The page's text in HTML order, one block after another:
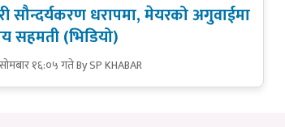
सौन्दर्यकरण धरापमा, मेयरको अगुवाईमा
सहमती (भिडियो)
१६:०५ गतेBy SP KHABAR